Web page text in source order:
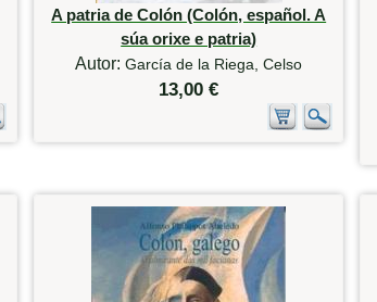
A patria de Colón (Colón, español. A
súa orixe e patria)
Autor:García de la Riega, Celso
13,00 €